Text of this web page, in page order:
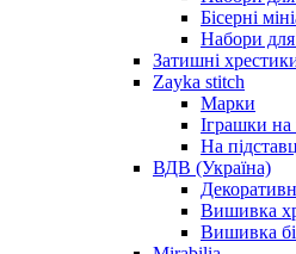
Бісерні
Набори
Затишні
Zayka stitch
Марки
Іграшки на
На
ВДВ (Україна)
Вишивка
Вишивка